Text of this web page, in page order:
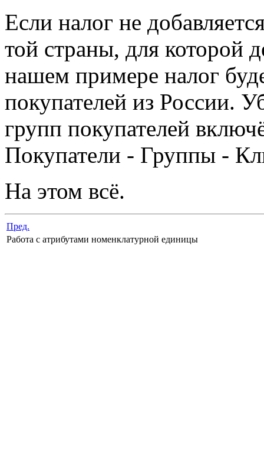
Если налог не
той страны, для которой
нашем примере налог
покупателей из России.
групп покупателей
Покупатели - Группы -
На этом всё.
Пред.
Работа с атрибутами номенклатурной единицы